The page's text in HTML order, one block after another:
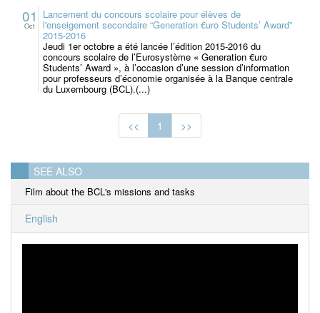
01
Oct
Lancement du concours scolaire pour élèves de
l'enseigement secondaire “Generation €uro Students’ Award”
2015-2016
Jeudi 1er octobre a été lancée l’édition 2015-2016 du
concours scolaire de l’Eurosystème « Generation €uro
Students’ Award », à l’occasion d’une session d’information
pour professeurs d’économie organisée à la Banque centrale
du Luxembourg (BCL).(...)
<< 1 >>
SEE ALSO
Film about the BCL's missions and tasks
English